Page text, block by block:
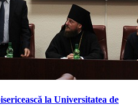
la Universitatea de